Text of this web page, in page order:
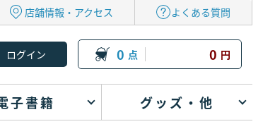
店舗情報・アクセス よくある質問
0 点 0 円
子書籍 グッズ・他